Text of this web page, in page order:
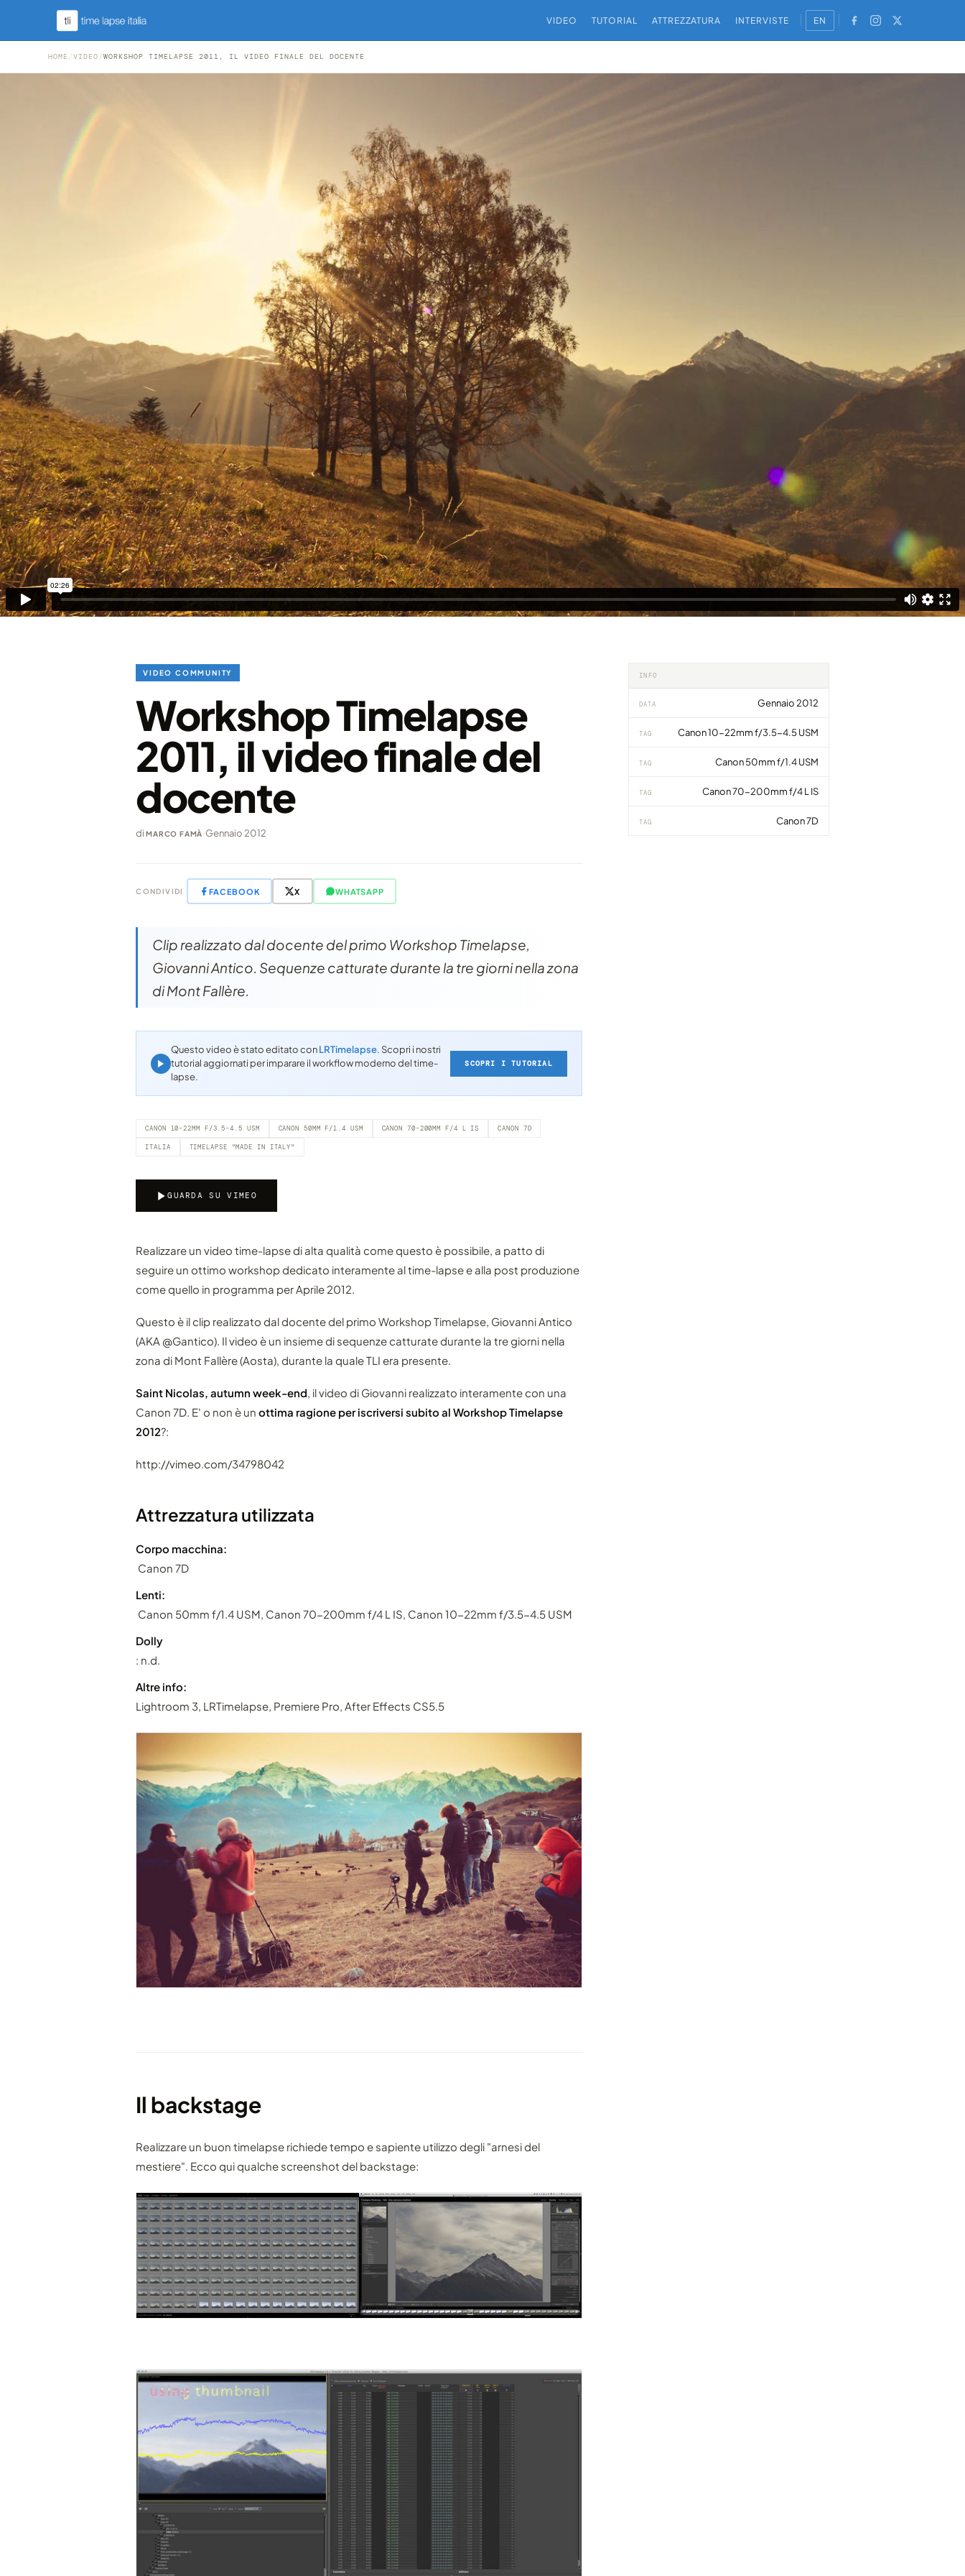
VIDEO TUTORIAL ATTREZZATURA INTERVISTE EN
HOME /VIDEO /WORKSHOP TIMELAPSE 2011, IL VIDEO FINALE DEL DOCENTE
VIDEO COMMUNITY
Workshop Timelapse
2011, il video finale del
docente
diMARCO FAMÀ·Gennaio 2012
CONDIVIDI FACEBOOK X WHATSAPP
Clip realizzato dal docente del primo Workshop Timelapse,
Giovanni Antico. Sequenze catturate durante la tre giorni nella zona
di Mont Fallère.
Questo video è stato editato conLRTimelapse. Scopri i nostri
tutorial aggiornati per imparare il workflow moderno del time-
lapse.
SCOPRI I TUTORIAL
CANON 10-22MM F/3.5-4.5 USM CANON 50MM F/1.4 USM CANON 70-200MM F/4 L IS CANON 7D
ITALIA TIMELAPSE "MADE IN ITALY"
GUARDA SU VIMEO
Realizzare un video time-lapse di alta qualità come questo è possibile, a patto di
seguire un ottimo workshop dedicato interamente al time-lapse e alla post produzione
come quello in programma per Aprile 2012.
Questo è il clip realizzato dal docente del primo Workshop Timelapse, Giovanni Antico
(AKA @Gantico). Il video è un insieme di sequenze catturate durante la tre giorni nella
zona di Mont Fallère (Aosta), durante la quale TLI era presente.
Saint Nicolas, autumn week-end, il video di Giovanni realizzato interamente con una
Canon 7D. E' o non è un ottima ragione per iscriversi subito al Workshop Timelapse
2012?:
http://vimeo.com/34798042
Attrezzatura utilizzata
Corpo macchina:
Canon 7D
Lenti:
Canon 50mm f/1.4 USM, Canon 70-200mm f/4 L IS, Canon 10-22mm f/3.5-4.5 USM
Dolly
: n.d.
Altre info:
Lightroom 3, LRTimelapse, Premiere Pro, After Effects CS5.5
Il backstage
Realizzare un buon timelapse richiede tempo e sapiente utilizzo degli "arnesi del
mestiere". Ecco qui qualche screenshot del backstage:
INFO
DATA Gennaio 2012
TAG Canon 10-22mm f/3.5-4.5 USM
TAG Canon 50mm f/1.4 USM
TAG Canon 70-200mm f/4 L IS
TAG Canon 7D